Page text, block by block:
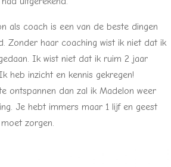
als coach is een van de beste dingen
Zonder haar coaching wist ik niet dat ik
Ik wist niet dat ik ruim 2 jaar
heb inzicht en kennis gekregen!
ontspannen dan zal ik Madelon weer
Je hebt immers maar 1 lijf en geest
zorgen.